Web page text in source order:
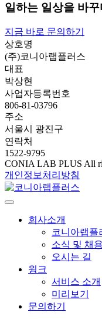
일하는 일상을 바꾸
지금 바로 문의하기
상호명
(주)코니아랩플러스
대표
박상현
사업자등록번호
806-81-03796
주소
서울시 광진구
연락처
1522-9795
CONIA LAB PLUS All
개인정보처리방침
회사소개
코니아랩플
소식 및 채용
오시는 길
윙크
서비스 소개
미리보기
문의하기